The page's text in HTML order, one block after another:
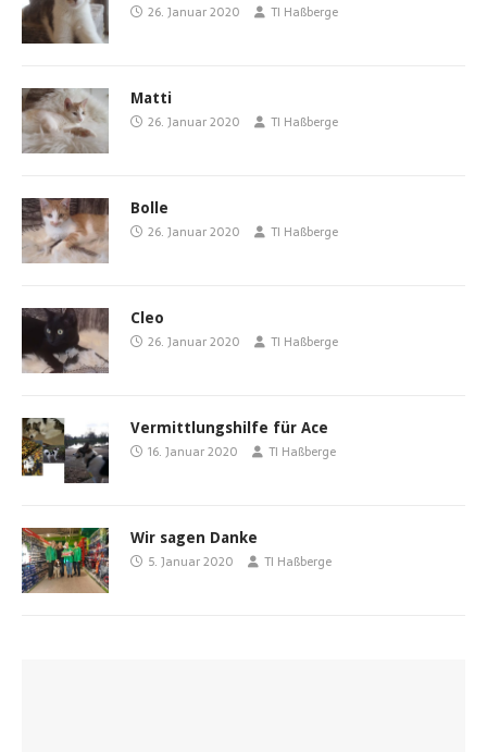
26. Januar 2020 TI Haßberge
Matti
26. Januar 2020 TI Haßberge
Bolle
26. Januar 2020 TI Haßberge
Cleo
26. Januar 2020 TI Haßberge
Vermittlungshilfe für Ace
16. Januar 2020 TI Haßberge
Wir sagen Danke
5. Januar 2020 TI Haßberge